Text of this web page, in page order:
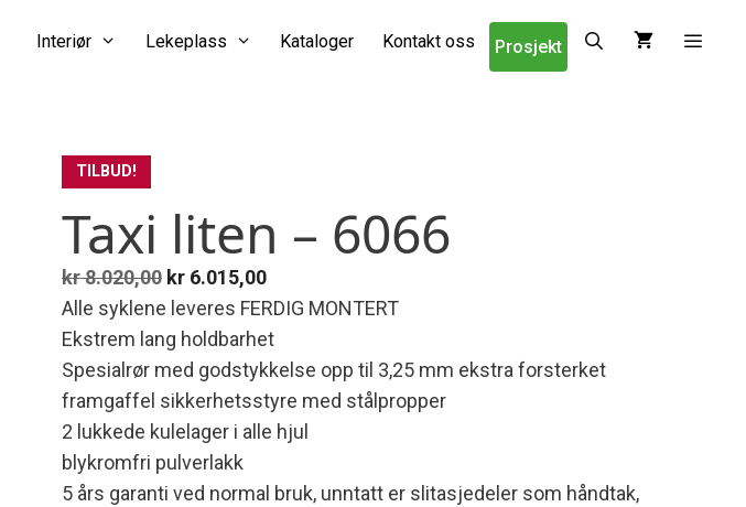
Interiør Lekeplass Kataloger Kontakt oss Prosjekt
TILBUD!
Taxi liten – 6066
kr8.020,00 Opprinnelig
pris
var:
kr 8.020,00.
kr6.015,00Nåværende
pris
er:
kr 6.015,00.
Alle syklene leveres FERDIG MONTERT
Ekstrem lang holdbarhet
Spesialrør med godstykkelse opp til 3,25 mm ekstra forsterket
framgaffel sikkerhetsstyre med stålpropper
2 lukkede kulelager i alle hjul
blykromfri pulverlakk
5 års garanti ved normal bruk, unntatt er slitasjedeler som håndtak,